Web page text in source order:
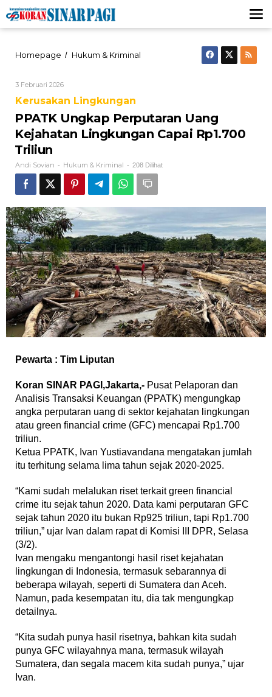
Lewati
ke
konten
Homepage / Hukum & Kriminal
Capai
Rp1.700
3 Februari 2026Oleh
Sovian
Kerusakan Lingkungan
PPATK Ungkap Perputaran Uang
Kejahatan Lingkungan Capai Rp1.700
Triliun
Andi Sovian - Hukum & Kriminal - 208 Dilihat
Pewarta : Tim Liputan
Koran SINAR PAGI,Jakarta,- Pusat Pelaporan dan
Analisis Transaksi Keuangan (PPATK) mengungkap
angka perputaran uang di sektor kejahatan lingkungan
atau green financial crime (GFC) mencapai Rp1.700
triliun.
Ketua PPATK, Ivan Yustiavandana mengatakan jumlah
itu terhitung selama lima tahun sejak 2020-2025.
“Kami sudah melalukan riset terkait green financial
crime itu sejak tahun 2020. Data kami perputaran GFC
sejak tahun 2020 itu bukan Rp925 triliun, tapi Rp1.700
triliun,” ujar Ivan dalam rapat di Komisi III DPR, Selasa
(3/2).
Ivan mengaku mengantongi hasil riset kejahatan
lingkungan di Indonesia, termasuk sebarannya di
beberapa wilayah, seperti di Sumatera dan Aceh.
Namun, pada kesempatan itu, dia tak mengungkap
detailnya.
“Kita sudah punya hasil risetnya, bahkan kita sudah
punya GFC wilayahnya mana, termasuk wilayah
Sumatera, dan segala macem kita sudah punya,” ujar
Ivan.